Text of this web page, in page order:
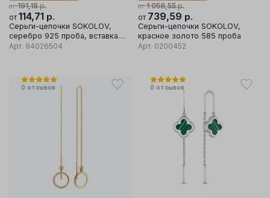
от 191,18р.
от 114,71 р.
Серьги-цепочки SOKOLOV,
серебро 925 проба, вставка
фианит
Арт. 94026504
от 1 056,55р.
от 739,59 р.
Серьги-цепочки SOKOLOV,
красное золото 585 проба
Арт. 0200452
0 отзывов 0 отзывов